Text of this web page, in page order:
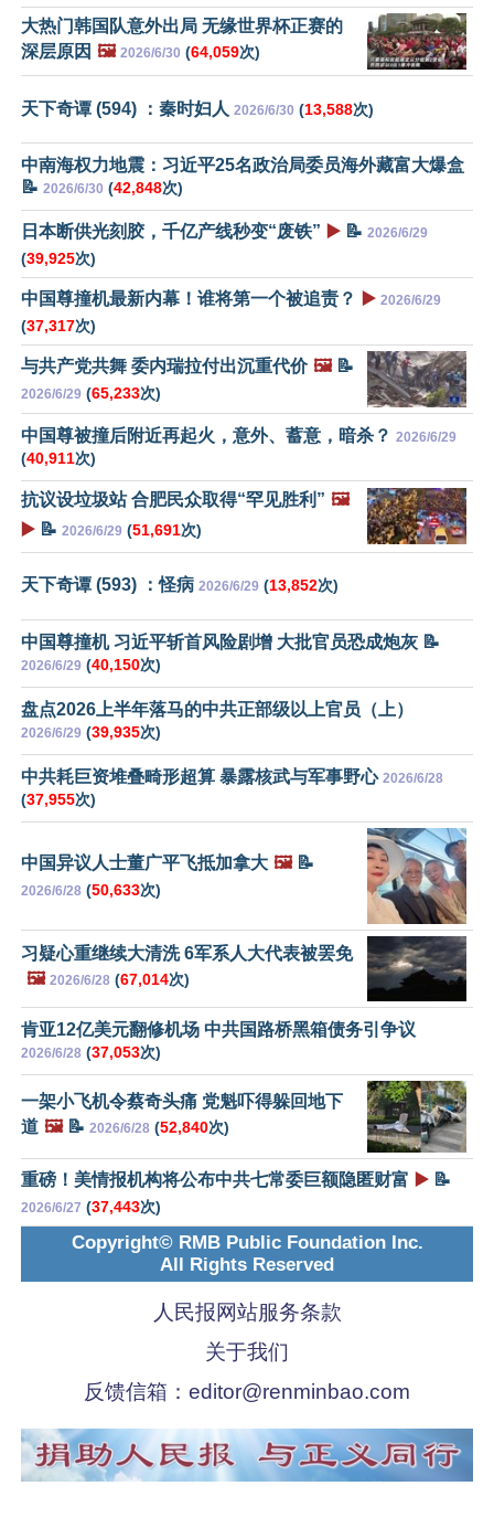
大热门韩国队意外出局 无缘世界杯正赛的
深层原因 🖼️ 2026/6/30 (64,059次)
天下奇谭 (594) ：秦时妇人 2026/6/30 (13,588次)
中南海权力地震：习近平25名政治局委员海外藏富大爆盒
📝 2026/6/30 (42,848次)
日本断供光刻胶，千亿产线秒变“废铁” ▶️ 📝 2026/6/29
(39,925次)
中国尊撞机最新内幕！谁将第一个被追责？ ▶️ 2026/6/29
(37,317次)
与共产党共舞 委内瑞拉付出沉重代价 🖼️📝
2026/6/29 (65,233次)
中国尊被撞后附近再起火，意外、蓄意，暗杀？ 2026/6/29
(40,911次)
抗议设垃圾站 合肥民众取得“罕见胜利” 🖼️
▶️ 📝 2026/6/29 (51,691次)
天下奇谭 (593) ：怪病 2026/6/29 (13,852次)
中国尊撞机 习近平斩首风险剧增 大批官员恐成炮灰 📝
2026/6/29 (40,150次)
盘点2026上半年落马的中共正部级以上官员（上）
2026/6/29 (39,935次)
中共耗巨资堆叠畸形超算 暴露核武与军事野心 2026/6/28
(37,955次)
中国异议人士董广平飞抵加拿大 🖼️📝
2026/6/28 (50,633次)
习疑心重继续大清洗 6军系人大代表被罢免
🖼️ 2026/6/28 (67,014次)
肯亚12亿美元翻修机场 中共国路桥黑箱债务引争议
2026/6/28 (37,053次)
一架小飞机令蔡奇头痛 党魁吓得躲回地下
道 🖼️📝 2026/6/28 (52,840次)
重磅！美情报机构将公布中共七常委巨额隐匿财富 ▶️ 📝
2026/6/27 (37,443次)
Copyright© RMB Public Foundation Inc.
All Rights Reserved
人民报网站服务条款
关于我们
反馈信箱： editor@renminbao.com